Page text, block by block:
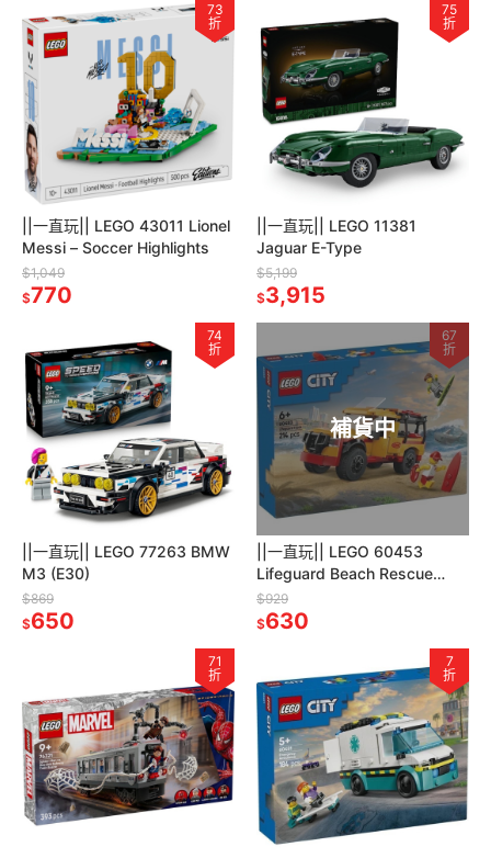
73
折
||一直玩|| LEGO 43011 Lionel
Messi – Soccer Highlights
$1,049
$770
75
折
||一直玩|| LEGO 11381
Jaguar E-Type
$5,199
$3,915
74
折
||一直玩|| LEGO 77263 BMW
M3 (E30)
$869
$650
補貨中
67
折
||一直玩|| LEGO 60453
Lifeguard Beach Rescue
Truck
$929
$630
71
折
7
折